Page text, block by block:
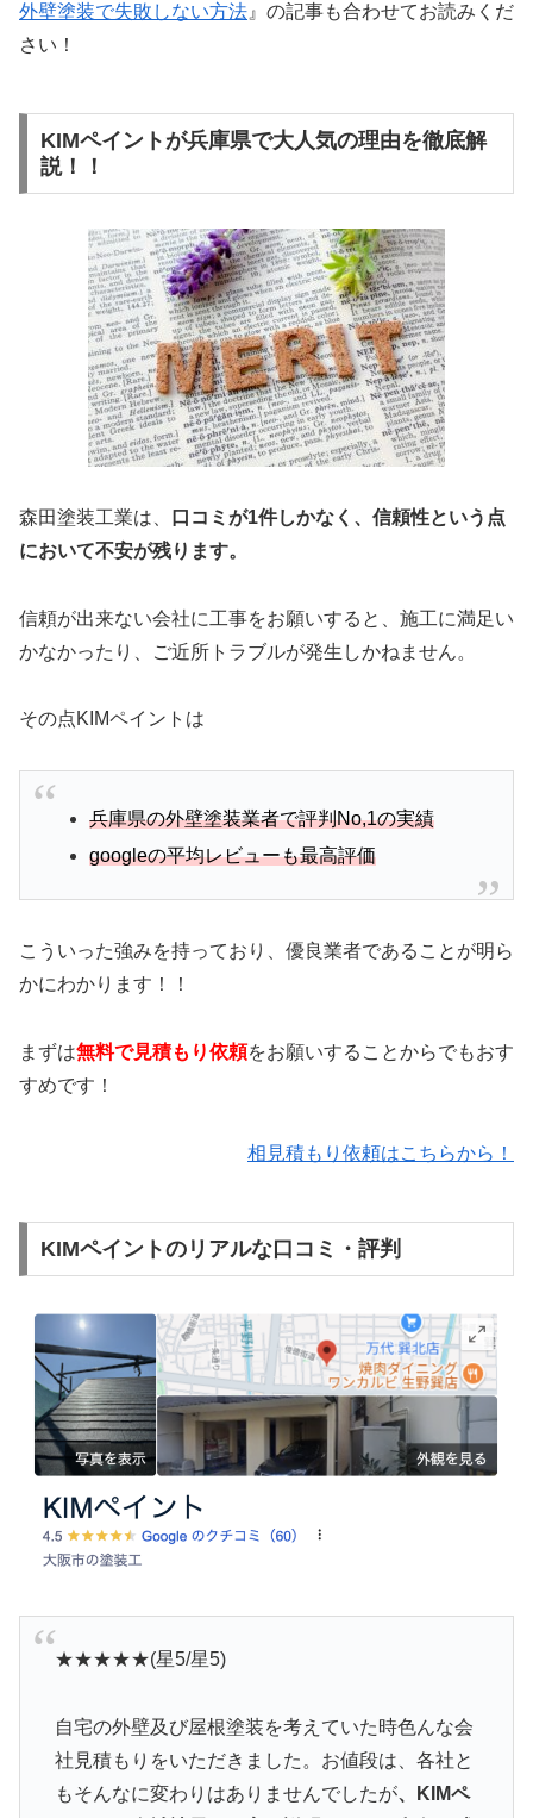
外壁塗装で失敗しない方法 』の記事も合わせてお読みくだ
さい！
KIMペイントが兵庫県で大人気の理由を徹底解
説！！
森田塗装工業は、
口コミが1件しかなく、信頼性という点
において不安が残ります。
信頼が出来ない会社に工事をお願いすると、施工に満足い
かなかったり、ご近所トラブルが発生しかねません。
その点KIMペイントは
兵庫県の外壁塗装業者で評判No,1の実績
googleの平均レビューも最高評価
こういった強みを持っており、優良業者であることが明ら
かにわかります！！
まずは無料で見積もり依頼をお願いすることからでもおす
すめです！
相見積もり依頼はこちらから！
KIMペイントのリアルな口コミ・評判
★★★★★(星5/星5)
自宅の外壁及び屋根塗装を考えていた時色んな会
社見積もりをいただきました。お値段は、各社と
もそんなに変わりはありませんでしたが、KIMペ